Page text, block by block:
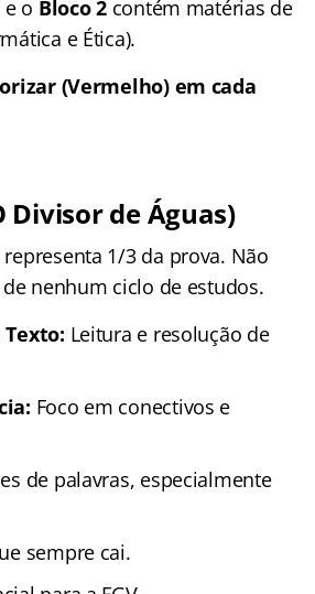
o Bloco 2contém matérias de
e Ética).
(Vermelho) em cada
Divisor de Águas)
1/3 da prova. Não
nenhum ciclo de estudos.
Leitura e resolução de
Foco em conectivos e
de palavras, especialmente
sempre cai.